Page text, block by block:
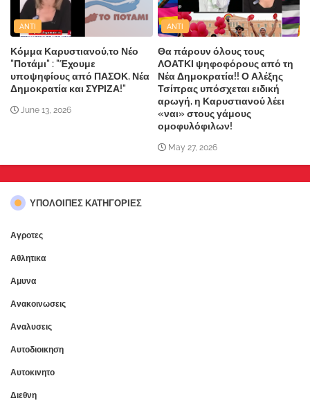
ANTI
Κόμμα Καρυστιανού,το Νέο
"Ποτάμι" : "Έχουμε
υποψηφίους από ΠΑΣΟΚ, Νέα
Δημοκρατία και ΣΥΡΙΖΑ!"
June 13, 2026
ANTI
Θα πάρουν όλους τους
ΛΟΑΤΚΙ ψηφοφόρους από τη
Νέα Δημοκρατία!! Ο Αλέξης
Τσίπρας υπόσχεται ειδική
αρωγή, η Καρυστιανού λέει
«ναι» στους γάμους
ομοφυλόφιλων!
May 27, 2026
ΥΠΌΛΟΙΠΕΣ ΚΑΤΗΓΟΡΊΕΣ
Αγροτες
Αθλητικα
Αμυνα
Ανακοινωσεις
Αναλυσεις
Αυτοδιοικηση
Αυτοκινητο
Διεθνη